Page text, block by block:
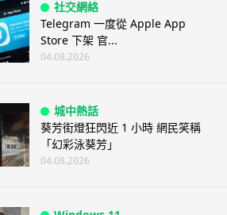
社交網絡
Telegram 一度從 Apple App
Store 下架 官...
04.08.2026
城中熱話
葵芳街燈狂閃近 1 小時 網民笑稱
「幻彩泳葵芳」
04.08.2026